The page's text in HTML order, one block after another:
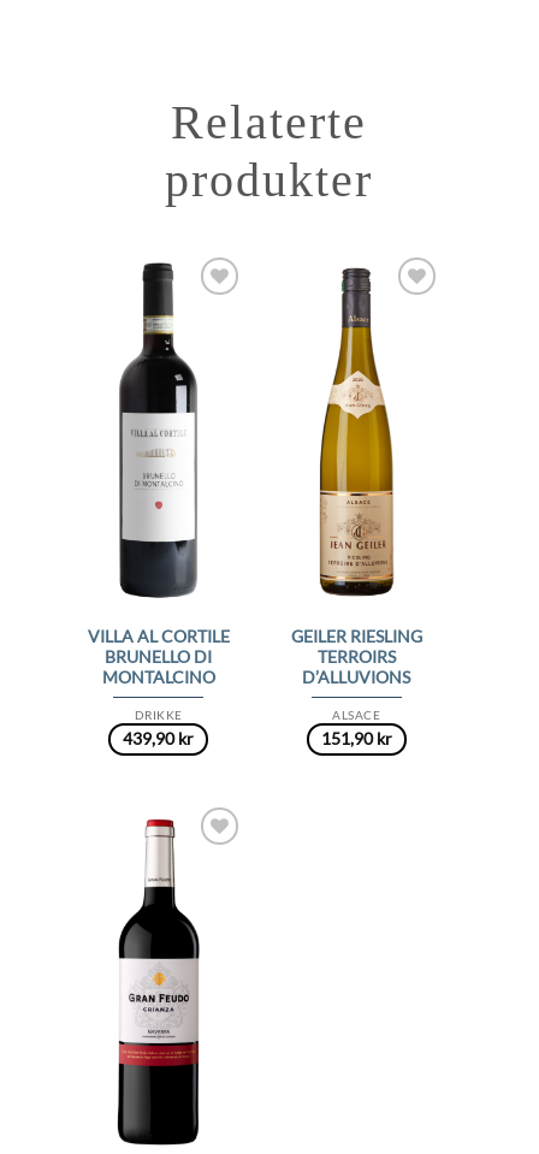
Relaterte
produkter
DRIKKE
VILLA AL CORTILE
BRUNELLO DI
MONTALCINO
439,90kr
ALSACE
GEILER RIESLING
TERROIRS
D’ALLUVIONS
151,90kr